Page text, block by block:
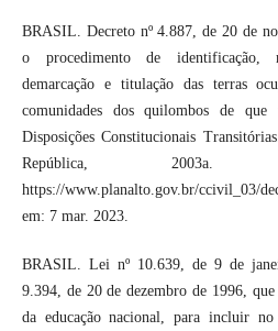
BRASIL. Decreto nº 4.887, de 20 de
o procedimento de identificação,
demarcação e titulação das terras
comunidades dos quilombos de
Disposições Constitucionais
República, 2003a.
https://www.planalto.gov.br/ccivil_03/
em: 7 mar. 2023.
BRASIL. Lei nº 10.639, de 9 de
9.394, de 20 de dezembro de 1996, que
da educação nacional, para incluir